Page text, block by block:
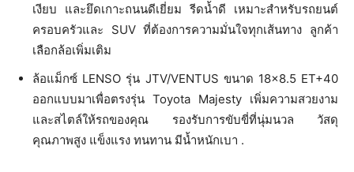
เงียบ และยึดเกาะถนนดีเยี่ยม รีดน้ำดี เหมาะสำหรับรถยนต์
ครอบครัวและ SUV ที่ต้องการความมั่นใจทุกเส้นทาง ลูกค้า
เลือกล้อเพิ่มเติม
ล้อแม็กซ์ LENSO รุ่น JTV/VENTUS ขนาด 18×8.5 ET+40
ออกแบบมาเพื่อตรงรุ่น Toyota Majesty เพิ่มความสวยงาม
และสไตล์ให้รถของคุณ รองรับการขับขี่ที่นุ่มนวล วัสดุ
คุณภาพสูง แข็งแรง ทนทาน มีน้ำหนักเบา .